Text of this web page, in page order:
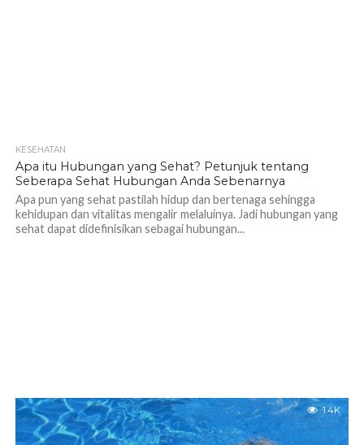
KESEHATAN
Apa itu Hubungan yang Sehat? Petunjuk tentang
Seberapa Sehat Hubungan Anda Sebenarnya
Apa pun yang sehat pastilah hidup dan bertenaga sehingga
kehidupan dan vitalitas mengalir melaluinya. Jadi hubungan yang
sehat dapat didefinisikan sebagai hubungan...
1.4K